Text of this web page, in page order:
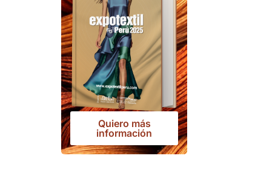
Quiero más
información